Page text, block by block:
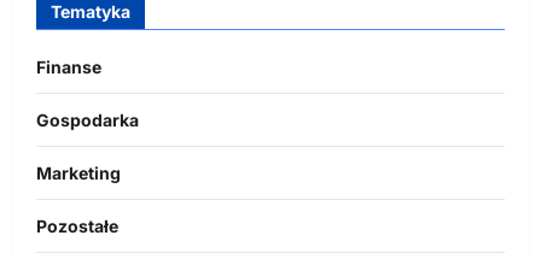
Tematyka
Finanse
Gospodarka
Marketing
Pozostałe